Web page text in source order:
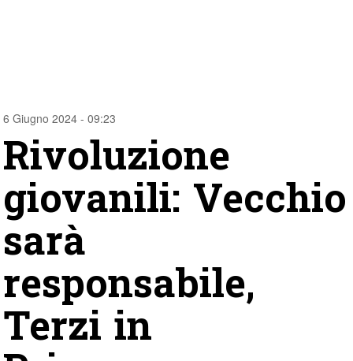
6 Giugno 2024 - 09:23
Rivoluzione
giovanili: Vecchio
sarà
responsabile,
Terzi in